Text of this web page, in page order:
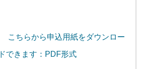
こちらから申込用紙をダウンロー
ドできます：PDF形式